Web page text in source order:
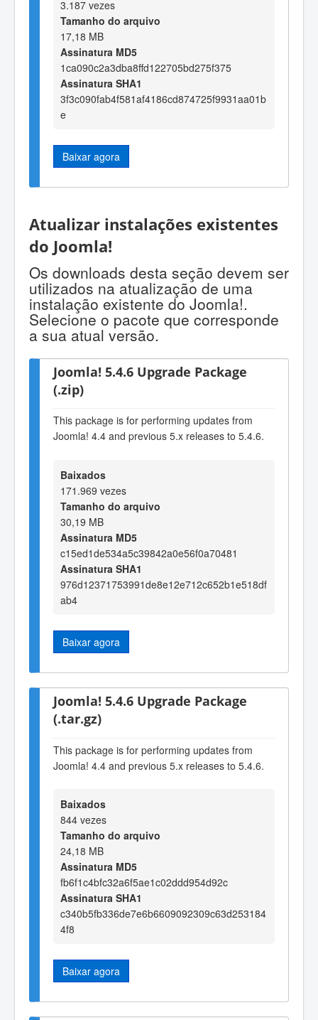
3.187 vezes
Tamanho do arquivo
17,18 MB
Assinatura MD5
1ca090c2a3dba8ffd122705bd275f375
Assinatura SHA1
3f3c090fab4f581af4186cd874725f9931aa01b
e
Baixar agora
Atualizar instalações existentes
do Joomla!
Os downloads desta seção devem ser
utilizados na atualização de uma
instalação existente do Joomla!.
Selecione o pacote que corresponde
a sua atual versão.
Joomla! 5.4.6 Upgrade Package
(.zip)
This package is for performing updates from
Joomla! 4.4 and previous 5.x releases to 5.4.6.
Baixados
171.969 vezes
Tamanho do arquivo
30,19 MB
Assinatura MD5
c15ed1de534a5c39842a0e56f0a70481
Assinatura SHA1
976d12371753991de8e12e712c652b1e518df
ab4
Baixar agora
Joomla! 5.4.6 Upgrade Package
(.tar.gz)
This package is for performing updates from
Joomla! 4.4 and previous 5.x releases to 5.4.6.
Baixados
844 vezes
Tamanho do arquivo
24,18 MB
Assinatura MD5
fb6f1c4bfc32a6f5ae1c02ddd954d92c
Assinatura SHA1
c340b5fb336de7e6b6609092309c63d253184
4f8
Baixar agora